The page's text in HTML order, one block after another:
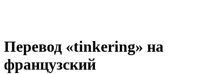
Перевод «tinkering» на
французский